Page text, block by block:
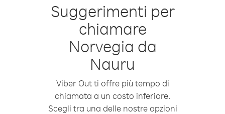
Suggerimenti per
chiamare
Norvegia da
Nauru
Viber Out ti offre più tempo di
chiamata a un costo inferiore.
Scegli tra una delle nostre opzioni